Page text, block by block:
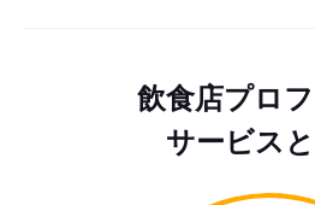
飲食店プロ
サービス